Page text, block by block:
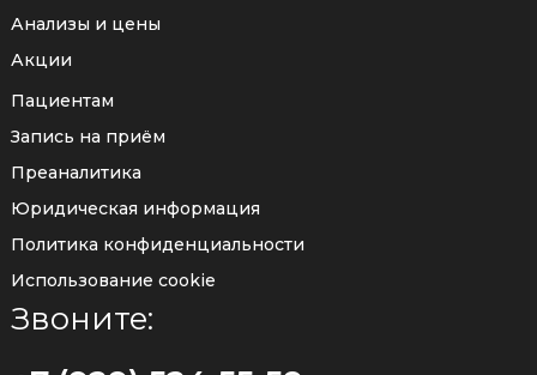
Анализы и цены
Акции
Пациентам
Запись на приём
Преаналитика
Юридическая информация
Политика конфиденциальности
Использование cookie
Звоните: